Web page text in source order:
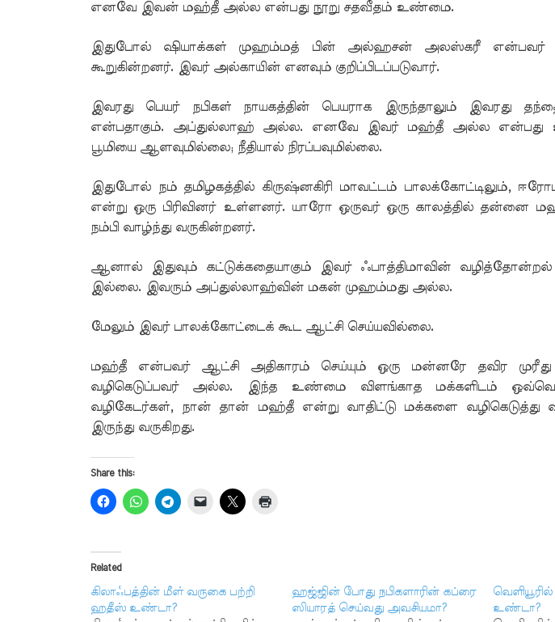
எனவே இவன் மஹ்தீ அல்ல என்பது நூறு சதவீதம் உண்மை.
இதுபோல் ஷியாக்கள் முஹம்மத் பின் அல்ஹசன் அலஸ்கரீ
கூறுகின்றனர். இவர் அல்காயின் எனவும் குறிப்பிடப்படுவார்.
இவரது பெயர் நபிகள் நாயகத்தின் பெயராக இருந்தாலும் இவரது
என்பதாகும். அப்துல்லாஹ் அல்ல. எனவே இவர் மஹ்தீ அல்ல என்பது
பூமியை ஆளவுமில்லை; நீதியால் நிரப்பவுமில்லை.
இதுபோல் நம் தமிழகத்தில் கிருஷ்னகிரி மாவட்டம் பாலக்கோட்டிலும்,
என்று ஒரு பிரிவினர் உள்ளனர். யாரோ ஒருவர் ஒரு காலத்தில் தன்னை
நம்பி வாழ்ந்து வருகின்றனர்.
ஆனால் இதுவும் கட்டுக்கதையாகும் இவர் ஃபாத்திமாவின்
இல்லை. இவரும் அப்துல்லாஹ்வின் மகன் முஹம்மது அல்ல.
மேலும் இவர் பாலக்கோட்டைக் கூட ஆட்சி செய்யவில்லை.
மஹ்தீ என்பவர் ஆட்சி அதிகாரம் செய்யும் ஒரு மன்னரே தவிர
வழிகெடுப்பவர் அல்ல. இந்த உண்மை விளங்காத மக்களிடம்
வழிகேடர்கள், நான் தான் மஹ்தீ என்று வாதிட்டு மக்களை வழிகெடுத்து
இருந்து வருகிறது.
Share this:
Related
கிலாஃபத்தின் மீள் வருகை பற்றி
ஹதீஸ் உண்டா?
ஹஜ்ஜின் போது நபிகளாரின் கப்ரை
ஸியாரத் செய்வது அவசியமா?
உண்டா?